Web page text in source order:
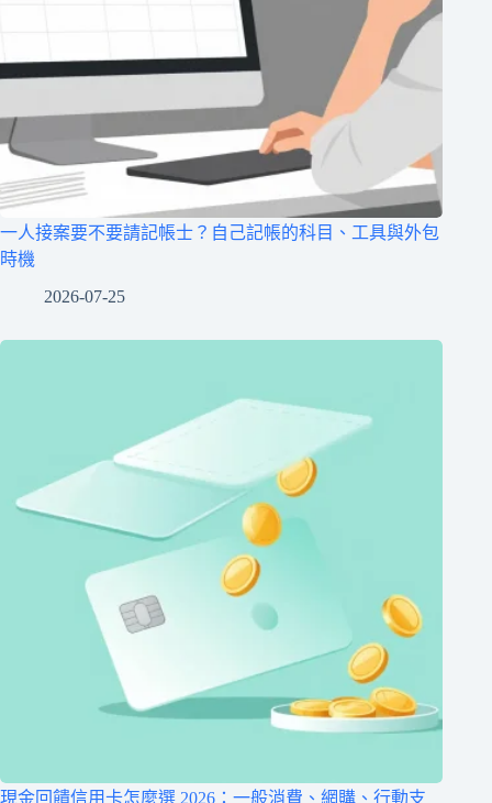
一人接案要不要請記帳士？自己記帳的科目、工具與外包
時機
2026-07-25
現金回饋信用卡怎麼選 2026：一般消費、網購、行動支